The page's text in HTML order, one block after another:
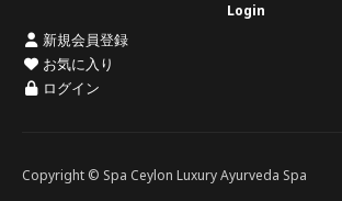
Login
新規会員登録
お気に入り
ログイン
Copyright © Spa Ceylon Luxury Ayurveda Spa